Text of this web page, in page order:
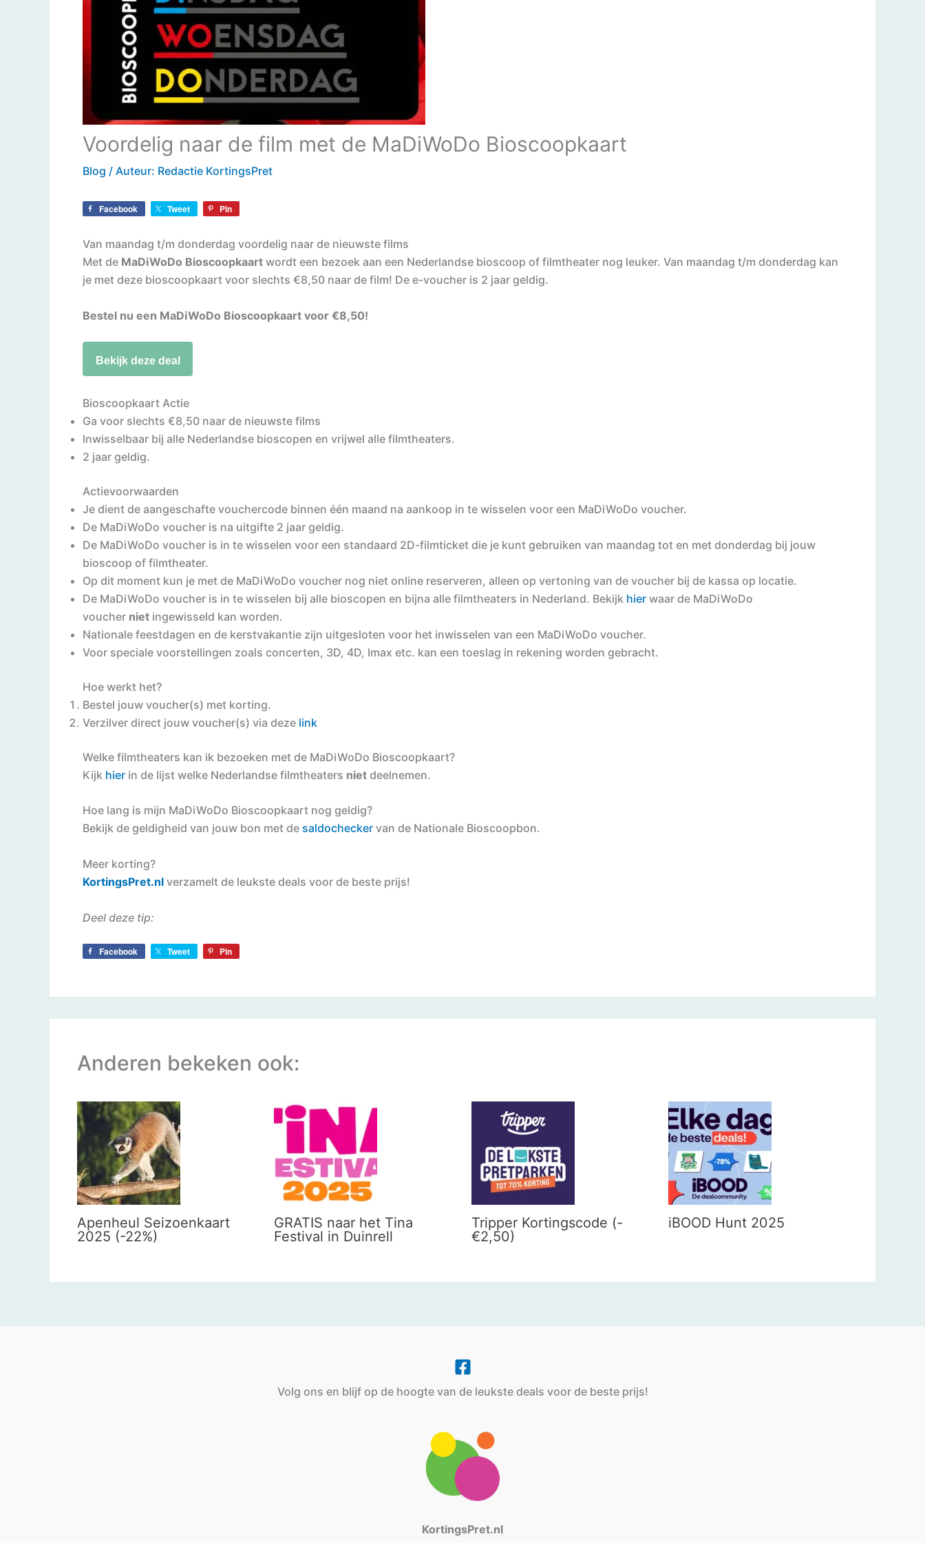
Voordelig naar de film met de MaDiWoDo Bioscoopkaart
Blog / Auteur: Redactie KortingsPret
Facebook Tweet Pin
Van maandag t/m donderdag voordelig naar de nieuwste films
Met de MaDiWoDo Bioscoopkaart wordt een bezoek aan een Nederlandse bioscoop of filmtheater nog leuker. Van maandag t/m donderdag kan
je met deze bioscoopkaart voor slechts €8,50 naar de film! De e-voucher is 2 jaar geldig.
Bestel nu een MaDiWoDo Bioscoopkaart voor €8,50!
Bekijk deze deal
Bioscoopkaart Actie
Ga voor slechts €8,50 naar de nieuwste films
Inwisselbaar bij alle Nederlandse bioscopen en vrijwel alle filmtheaters.
2 jaar geldig.
Actievoorwaarden
Je dient de aangeschafte vouchercode binnen één maand na aankoop in te wisselen voor een MaDiWoDo voucher.
De MaDiWoDo voucher is na uitgifte 2 jaar geldig.
De MaDiWoDo voucher is in te wisselen voor een standaard 2D-filmticket die je kunt gebruiken van maandag tot en met donderdag bij jouw
bioscoop of filmtheater.
Op dit moment kun je met de MaDiWoDo voucher nog niet online reserveren, alleen op vertoning van de voucher bij de kassa op locatie.
De MaDiWoDo voucher is in te wisselen bij alle bioscopen en bijna alle filmtheaters in Nederland. Bekijk hier waar de MaDiWoDo
voucher niet ingewisseld kan worden.
Nationale feestdagen en de kerstvakantie zijn uitgesloten voor het inwisselen van een MaDiWoDo voucher.
Voor speciale voorstellingen zoals concerten, 3D, 4D, Imax etc. kan een toeslag in rekening worden gebracht.
Hoe werkt het?
Bestel jouw voucher(s) met korting.
⁠Verzilver direct jouw voucher(s) via deze link
Welke filmtheaters kan ik bezoeken met de MaDiWoDo Bioscoopkaart?
Kijk hier in de lijst welke Nederlandse filmtheaters niet deelnemen.
Hoe lang is mijn MaDiWoDo Bioscoopkaart nog geldig?
Bekijk de geldigheid van jouw bon met de saldochecker van de Nationale Bioscoopbon.
Meer korting?
KortingsPret.nl verzamelt de leukste deals voor de beste prijs!
Deel deze tip:
Facebook Tweet Pin
Anderen bekeken ook:
Apenheul Seizoenkaart
2025 (-22%)
GRATIS naar het Tina
Festival in Duinrell
Tripper Kortingscode (-
€2,50)
iBOOD Hunt 2025
Volg ons en blijf op de hoogte van de leukste deals voor de beste prijs!
KortingsPret.nl